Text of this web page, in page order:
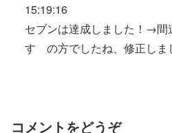
15:19:16
セブンは達成しました！→間
す の方でしたね、修正しま
コメントをどうぞ